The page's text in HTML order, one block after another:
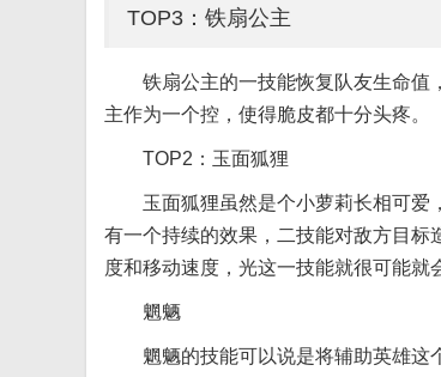
TOP3：铁扇公主
铁扇公主的一技能恢复队友生命值
主作为一个控，使得脆皮都十分头疼。
TOP2：玉面狐狸
玉面狐狸虽然是个小萝莉长相可
有一个持续的效果，二技能对敌方目标
度和移动速度，光这一技能就很可能就
魍魉
魍魉的技能可以说是将辅助英雄这